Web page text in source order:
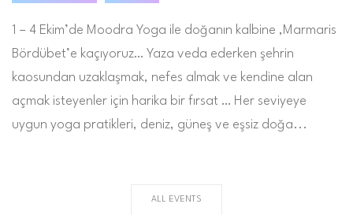
1 – 4 Ekim’de Moodra Yoga ile doğanın kalbine ,Marmaris
Bördübet’e kaçıyoruz… Yaza veda ederken şehrin
kaosundan uzaklaşmak, nefes almak ve kendine alan
açmak isteyenler için harika bir fırsat … Her seviyeye
uygun yoga pratikleri, deniz, güneş ve eşsiz doğa...
ALL EVENTS